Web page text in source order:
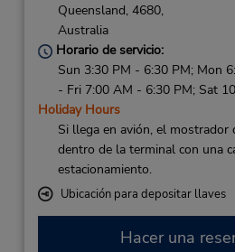
Queensland, 4680,
Australia
Horario de servicio:
Sun 3:30 PM - 6:30 PM; Mon
- Fri 7:00 AM - 6:30 PM; Sat
Holiday Hours
Si llega en avión, el mostrador
dentro de la terminal con una
estacionamiento.
Ubicación para depositar llaves
Hacer una